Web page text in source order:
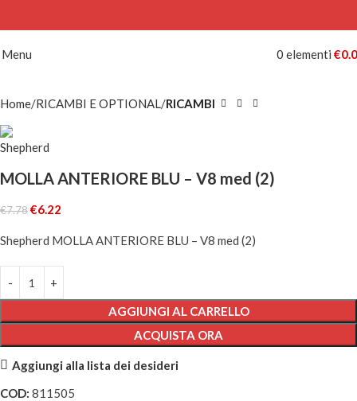
Menu 0 elementi €
Home RICAMBI E OPTIONAL RICAMBI
MOLLA ANTERIORE BLU – V8 med (2)
€7.78€6.22
Shepherd MOLLA ANTERIORE BLU – V8 med (2)
AGGIUNGI AL CARRELLO
ACQUISTA ORA
Aggiungi alla lista dei desideri
COD: 811505